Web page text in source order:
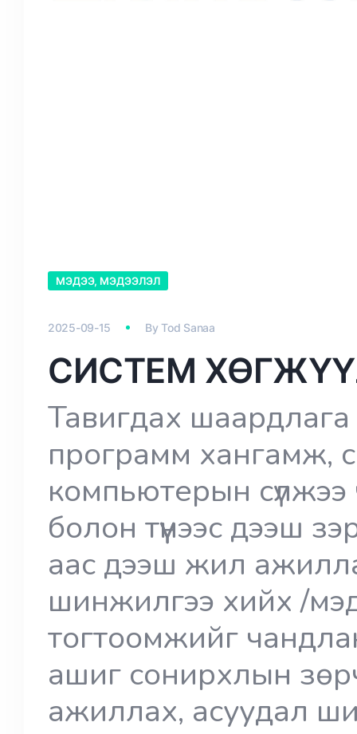
МЭДЭЭ, МЭДЭЭЛЭЛ
2025-09-15 ByTod Sanaa
СИСТЕМ
Тавигдах
программ хангамж,
компьютерын
болон түүнээс дээш
аас дээш жил
шинжилгээ хийх /
тогтоомжийг
ашиг сонирхлын
ажиллах, асуудал